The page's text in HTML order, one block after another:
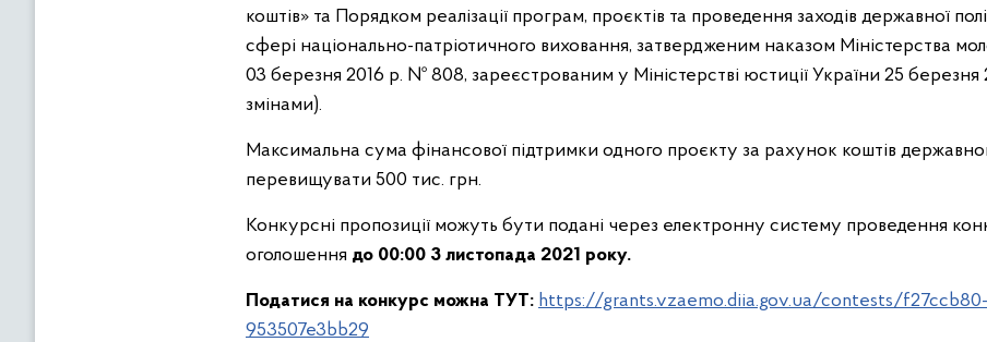
коштів» та Порядком реалізації програм, проєктів та проведення заходів державної
сфері національно-патріотичного виховання, затвердженим наказом Міністерства
03 березня 2016 р. № 808, зареєстрованим у Міністерстві юстиції України 25
змінами).
Максимальна сума фінансової підтримки одного проєкту за рахунок коштів
перевищувати 500 тис. грн.
Конкурсні пропозиції можуть бути подані через електронну систему проведення
оголошення до 00:00 3 листопада 2021 року.
Податися на конкурс можна ТУТ: https://grants.vzaemo.diia.gov.ua/contests/f27ccb80-
953507e3bb29